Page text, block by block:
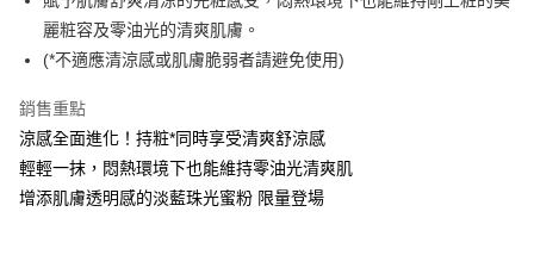
悠遊付
Google Pay
【關於「AFTEE先享後付」】
AFTEE先享後付是「在收到商品之後才付款」的支付方式。 讓您購物簡單
便利好安心！
即享券
麗粧容及零油光的清爽肌膚。
(*不適應清涼感或肌膚脆弱者請避免使用)
銷售重點
涼感全面進化！持粧*同時享受清爽舒涼感
輕輕一抹，悶熱環境下也能維持零油光清爽肌
增添肌膚透明感的淡藍珠光蜜粉 限量登場